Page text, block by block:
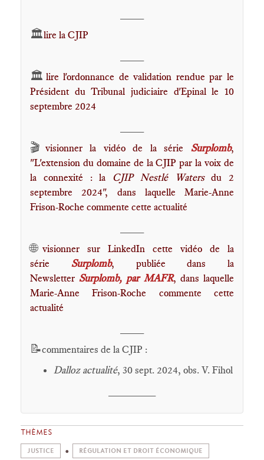
🏛️lire la CJIP
🏛️ lire l'ordonnance de validation rendue par le
Président du Tribunal judiciaire d'Epinal le 10
septembre 2024
🎬 visionner la vidéo de la sérieSurplomb,
"L'extension du domaine de la CJIP par la voix de
la connexité : la CJIP Nestlé Watersdu 2
septembre 2024", dans laquelle Marie-Anne
Frison-Roche commente cette actualité
🌐 visionner sur LinkedIn cette vidéo de la
série Surplomb, publiée dans la
NewsletterSurplomb, par MAFR, dans laquelle
Marie-Anne Frison-Roche commente cette
actualité
📝commentaires de la CJIP :
Dalloz actualité, 30 sept. 2024, obs. V. Fihol
THÈMES
JUSTICE RÉGULATION ET DROIT ÉCONOMIQUE